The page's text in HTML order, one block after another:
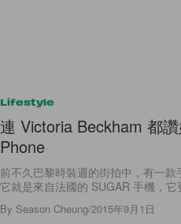
Lifestyle
連 Victoria Beckham 都
Phone
前不久巴黎時裝週的街拍中，有一
它就是來自法國的 SUGAR 手機，
By Season Cheung/2015年9月1日